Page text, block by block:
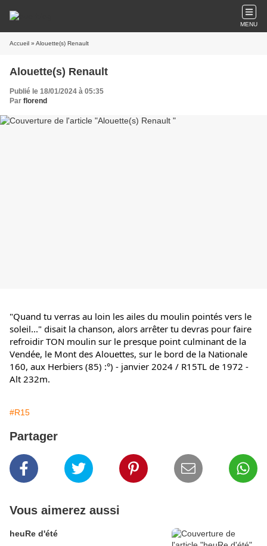
MENU
Accueil » Alouette(s) Renault
Alouette(s) Renault
Publié le 18/01/2024 à 05:35
Par florend
"Quand tu verras au loin les ailes du moulin pointés vers le
soleil..." disait la chanson, alors arrêter tu devras pour faire
refroidir TON moulin sur le presque point culminant de la
Vendée, le Mont des Alouettes, sur le bord de la Nationale
160, aux Herbiers (85) :°) - janvier 2024 / R15TL de 1972 -
Alt 232m.
#R15
Partager
Vous aimerez aussi
heuRe d'été